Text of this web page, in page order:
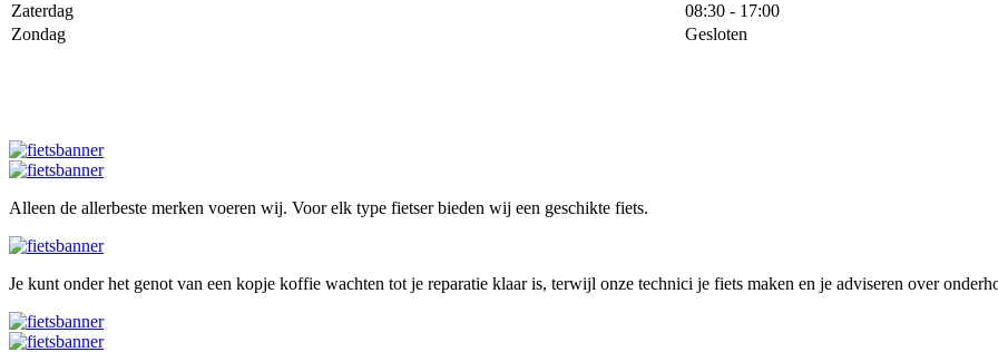
Zaterdag
08:30 - 17:00
Zondag
Gesloten
Alleen de allerbeste merken voeren wij. Voor elk type fietser bieden wij een geschikte fiets.
Je kunt onder het genot van een kopje koffie wachten tot je reparatie klaar is, terwijl onze technici je fiets maken en je adviseren over